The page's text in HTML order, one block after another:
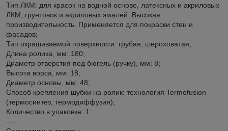
Тип ЛКМ: для красок на водной основе, латексных и акриловых
ЛКМ, грунтовок и акриловых эмалей. Высокая
производительность. Применяется для покраски стен и
фасадов;
Тип окрашиваемой поверхности: грубая, шероховатая;
Длина ролика, мм: 180;
Диаметр отверстия под бюгель (ручку), мм: 8;
Высота ворса, мм: 18;
Диаметр основы, мм: 48;
Способ крепления шубки на ролик: технология Termofusion
(термосинтез, термодиффузия);
Количество в упаковке: 1;
---